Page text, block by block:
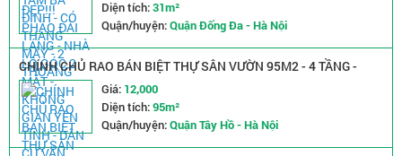
Diện tích:31m²
Quận/huyện:Quận Đống Đa - Hà Nội
CHÍNH CHỦ RAO BÁN BIỆT THỰ SÂN VƯỜN 95M2 - 4 TẦNG -
12.8 TỶ
Giá: 12,000
Diện tích:95m²
Quận/huyện:Quận Tây Hồ - Hà Nội